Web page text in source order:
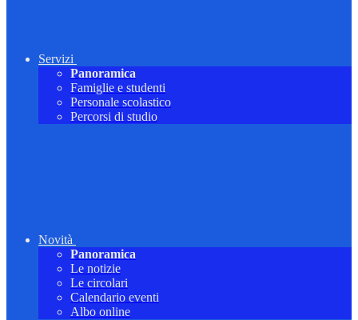
Servizi
Panoramica
Famiglie e studenti
Personale scolastico
Percorsi di studio
Novità
Panoramica
Le notizie
Le circolari
Calendario eventi
Albo online